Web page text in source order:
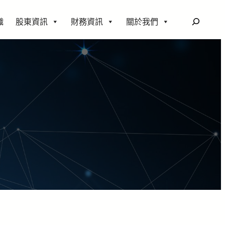
股東資訊 財務資訊 關於我們
搜
尋